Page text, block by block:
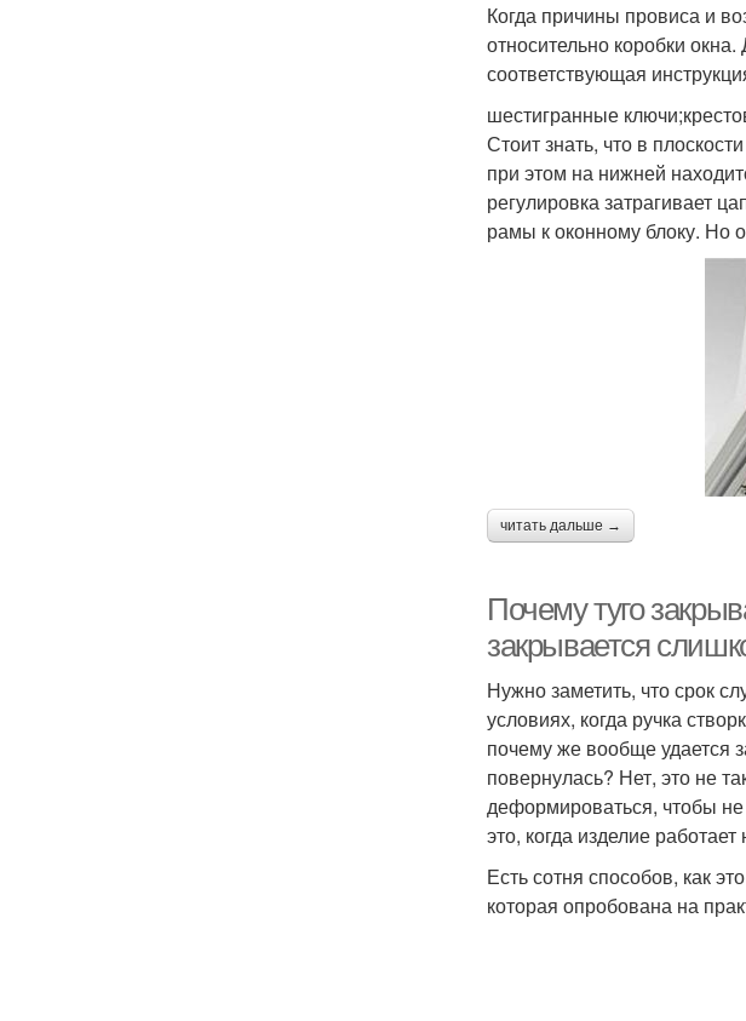
Когда причины провиса и
относительно коробки
соответствующая
шестигранные
Стоит знать, что в
при этом на нижней
регулировка затрагивает
рамы к оконному блоку. Но
читать дальше →
Почему туго
закрывается
Нужно заметить, что срок
условиях, когда ручка
почему же вообще удается
повернулась? Нет, это не
деформироваться, чтобы
это, когда изделие
Есть сотня способов, как
которая опробована на